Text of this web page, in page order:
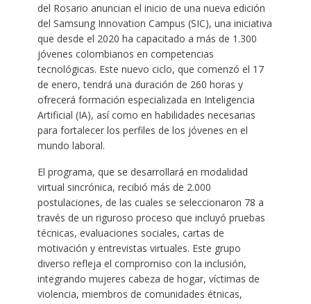
del Rosario anuncian el inicio de una nueva edición
del Samsung Innovation Campus (SIC), una iniciativa
que desde el 2020 ha capacitado a más de 1.300
jóvenes colombianos en competencias
tecnológicas. Este nuevo ciclo, que comenzó el 17
de enero, tendrá una duración de 260 horas y
ofrecerá formación especializada en Inteligencia
Artificial (IA), así como en habilidades necesarias
para fortalecer los perfiles de los jóvenes en el
mundo laboral.
El programa, que se desarrollará en modalidad
virtual sincrónica, recibió más de 2.000
postulaciones, de las cuales se seleccionaron 78 a
través de un riguroso proceso que incluyó pruebas
técnicas, evaluaciones sociales, cartas de
motivación y entrevistas virtuales. Este grupo
diverso refleja el compromiso con la inclusión,
integrando mujeres cabeza de hogar, víctimas de
violencia, miembros de comunidades étnicas,